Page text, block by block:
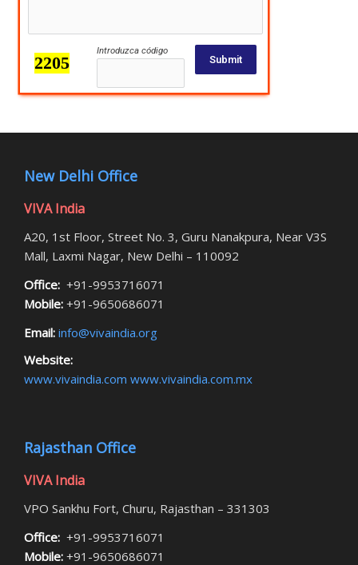
Introduzca código
Submit
New Delhi Office
VIVA India
A20, 1st Floor, Street No. 3, Guru Nanakpura, Near V3S
Mall, Laxmi Nagar, New Delhi – 110092
Office: +91-9953716071
Mobile: +91-9650686071
Email: info@vivaindia.org
Website:
www.vivaindia.com www.vivaindia.com.mx
Rajasthan Office
VIVA India
VPO Sankhu Fort, Churu, Rajasthan – 331303
Office: +91-9953716071
Mobile: +91-9650686071